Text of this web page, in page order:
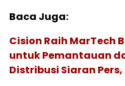
Baca Juga:
Cision Raih MarTech
untuk Pemantauan
Distribusi Siaran Pers,